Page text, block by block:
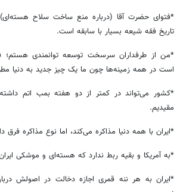
*فتوای حضرت آقا (درباره منع ساخت سلاح هسته‌ای)
تاریخ فقه شیعه بسیار با سابقه است.
*من از طرفداران سرسخت توسعه توانمندی هستم؛
است در همه زمینه‌ها چون ما یک چیز جدید به دنیا
*کشور می‌تواند در کمتر از دو هفته بمب اتم
مقیدیم.
*ایران با همه دنیا مذاکره می‌کند، اما نوع مذاکره فرق
*به آمریکا و بقیه ربط ندارد که هسته‌ای و موشکی
*ایران به هر ننه قمری اجازه دخالت در اصولش